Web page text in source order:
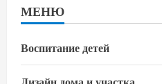
МЕНЮ
Воспитание детей